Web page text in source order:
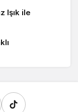
Işık ile